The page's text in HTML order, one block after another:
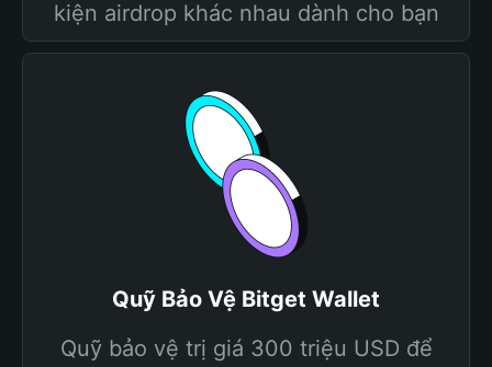
kiện airdrop khác nhau dành cho bạn
Quỹ Bảo Vệ Bitget Wallet
Quỹ bảo vệ trị giá 300 triệu USD để